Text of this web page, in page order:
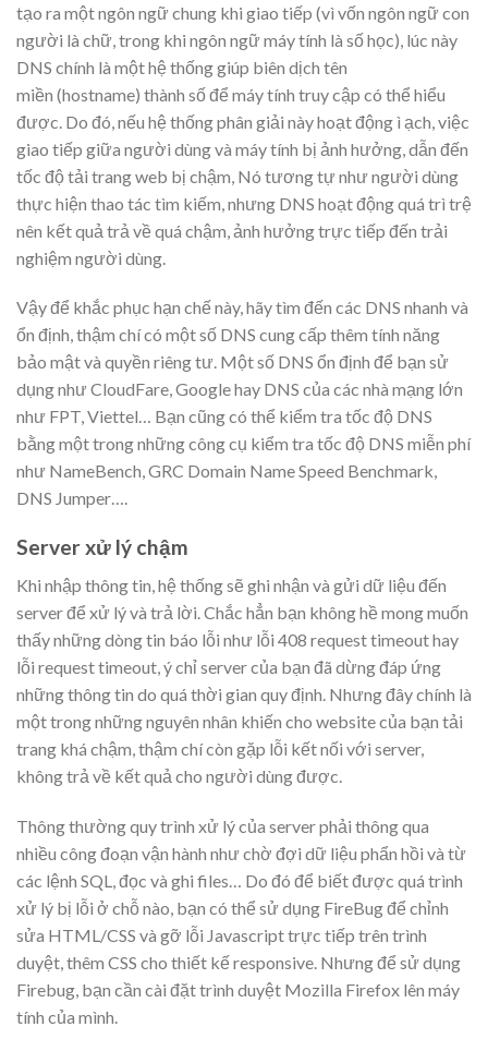
tạo ra một ngôn ngữ chung khi giao tiếp (vì vốn ngôn ngữ con
người là chữ, trong khi ngôn ngữ máy tính là số học), lúc này
DNS chính là một hệ thống giúp biên dịch tên
miền (hostname) thành số để máy tính truy cập có thể hiểu
được. Do đó, nếu hệ thống phân giải này hoạt động ì ạch, việc
giao tiếp giữa người dùng và máy tính bị ảnh hưởng, dẫn đến
tốc độ tải trang web bị chậm, Nó tương tự như người dùng
thực hiện thao tác tìm kiếm, nhưng DNS hoạt động quá trì trệ
nên kết quả trả về quá chậm, ảnh hưởng trực tiếp đến trải
nghiệm người dùng.
Vậy để khắc phục hạn chế này, hãy tìm đến các DNS nhanh và
ổn định, thậm chí có một số DNS cung cấp thêm tính năng
bảo mật và quyền riêng tư. Một số DNS ổn định để bạn sử
dụng như CloudFare, Google hay DNS của các nhà mạng lớn
như FPT, Viettel… Bạn cũng có thể kiểm tra tốc độ DNS
bằng một trong những công cụ kiểm tra tốc độ DNS miễn phí
như NameBench, GRC Domain Name Speed Benchmark,
DNS Jumper….
Server xử lý chậm
Khi nhập thông tin, hệ thống sẽ ghi nhận và gửi dữ liệu đến
server để xử lý và trả lời. Chắc hẳn bạn không hề mong muốn
thấy những dòng tin báo lỗi như lỗi 408 request timeout hay
lỗi request timeout, ý chỉ server của bạn đã dừng đáp ứng
những thông tin do quá thời gian quy định. Nhưng đây chính là
một trong những nguyên nhân khiến cho website của bạn tải
trang khá chậm, thậm chí còn gặp lỗi kết nối với server,
không trả về kết quả cho người dùng được.
Thông thường quy trình xử lý của server phải thông qua
nhiều công đoạn vận hành như chờ đợi dữ liệu phẩn hồi và từ
các lệnh SQL, đọc và ghi files… Do đó để biết được quá trình
xử lý bị lỗi ở chỗ nào, bạn có thể sử dụng FireBug để chỉnh
sửa HTML/CSS và gỡ lỗi Javascript trực tiếp trên trình
duyệt, thêm CSS cho thiết kế responsive. Nhưng để sử dụng
Firebug, bạn cần cài đặt trình duyệt Mozilla Firefox lên máy
tính của mình.